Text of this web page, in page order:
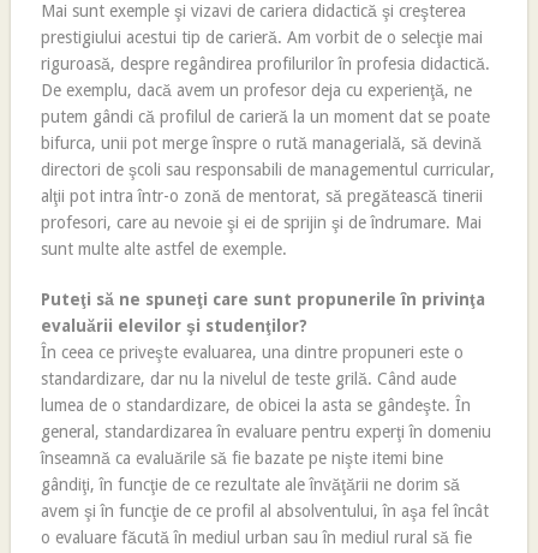
Mai sunt exemple şi vizavi de cariera didactică şi creşterea
prestigiului acestui tip de carieră. Am vorbit de o selecţie mai
riguroasă, despre regândirea profilurilor în profesia didactică.
De exemplu, dacă avem un profesor deja cu experienţă, ne
putem gândi că profilul de carieră la un moment dat se poate
bifurca, unii pot merge înspre o rută managerială, să devină
directori de şcoli sau responsabili de managementul curricular,
alţii pot intra într-o zonă de mentorat, să pregătească tinerii
profesori, care au nevoie şi ei de sprijin şi de îndrumare. Mai
sunt multe alte astfel de exemple.
Puteţi să ne spuneţi care sunt propunerile în privinţa
evaluării elevilor şi studenţilor?
În ceea ce priveşte evaluarea, una dintre propuneri este o
standardizare, dar nu la nivelul de teste grilă. Când aude
lumea de o standardizare, de obicei la asta se gândeşte. În
general, standardizarea în evaluare pentru experţi în domeniu
înseamnă ca evaluările să fie bazate pe nişte itemi bine
gândiţi, în funcţie de ce rezultate ale învăţării ne dorim să
avem şi în funcţie de ce profil al absolventului, în aşa fel încât
o evaluare făcută în mediul urban sau în mediul rural să fie